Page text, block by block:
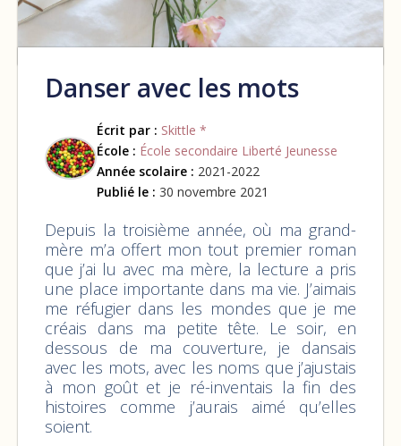
Danser avec les mots
Écrit par : Skittle *
École : École secondaire Liberté Jeunesse
Année scolaire : 2021-2022
Publié le : 30 novembre 2021
Depuis la troisième année, où ma grand-
mère m’a offert mon tout premier roman
que j’ai lu avec ma mère, la lecture a pris
une place importante dans ma vie. J’aimais
me réfugier dans les mondes que je me
créais dans ma petite tête. Le soir, en
dessous de ma couverture, je dansais
avec les mots, avec les noms que j’ajustais
à mon goût et je ré-inventais la fin des
histoires comme j’aurais aimé qu’elles
soient.